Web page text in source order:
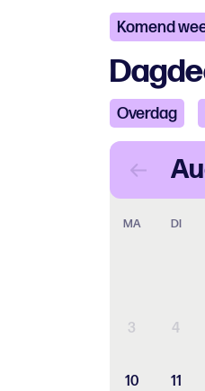
Komend
Overdag
MA DI
3 4
10 11